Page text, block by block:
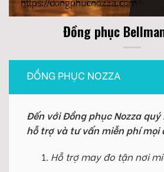
Đồng phục
ĐỒNG PHỤC NOZZA
Đến với Đồng phục Nozza
hỗ trợ và tư vấn miễn phí mọi
Hỗ trợ may đo tận nơi